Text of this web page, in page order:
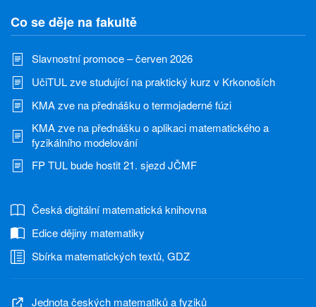
Co se děje na fakultě
Slavnostní promoce – červen 2026
UčiTUL zve studující na praktický kurz v Krkonoších
KMA zve na přednášku o termojaderné fúzi
KMA zve na přednášku o aplikaci matematického a
fyzikálního modelování
FP TUL bude hostit 21. sjezd JČMF
Česká digitální matematická knihovna
Edice dějiny matematiky
Sbírka matematických textů, GDZ
Jednota českých matematiků a fyziků